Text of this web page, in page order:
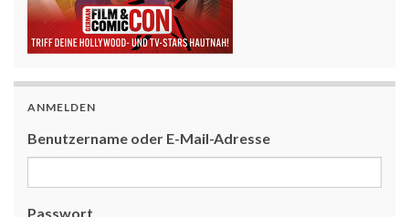
ANMELDEN
Benutzername oder E-Mail-Adresse
Passwort